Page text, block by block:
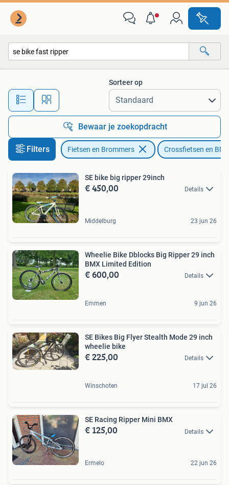
Alle afstanden…
Sorteer op
Bewaar je zoekopdracht
Filters Fietsen en Brommers Crossfietsen en
SE bike big ripper 29inch
€ 450,00 Details
Middelburg 23 jun 26
Wheelie Bike Dblocks Big Ripper 29 inch
BMX Limited Edition
€ 600,00 Details
Emmen 9 jun 26
SE Bikes Big Flyer Stealth Mode 29 inch
wheelie bike
€ 225,00 Details
Winschoten 17 jul 26
SE Racing Ripper Mini BMX
€ 125,00 Details
Ermelo 22 jun 26